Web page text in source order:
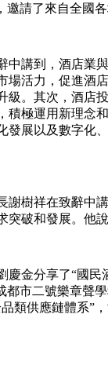
請了來自全國
中講到，酒店業
場活力，促進酒
。其次，酒店
積極運用新理念
展以及數字化
謝樹祥在致辭中
破和發展。他
金分享了“國
都市二號樂章聲
類供應鏈體系”